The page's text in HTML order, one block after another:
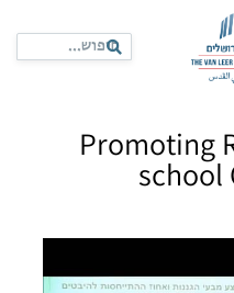
Promoting
school